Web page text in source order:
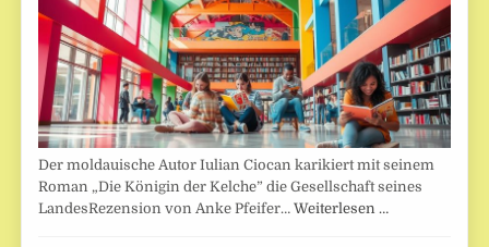
Der moldauische Autor Iulian Ciocan karikiert mit seinem
Roman „Die Königin der Kelche” die Gesellschaft seines
LandesRezension von Anke Pfeifer…Weiterlesen …